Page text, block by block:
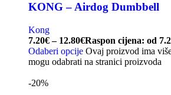
KONG – Airdog Dumbbell
Kong
7.20€ – 12.80€Raspon cijena: od
Odaberi opcije Ovaj proizvod ima
mogu odabrati na stranici proizvoda
-20%